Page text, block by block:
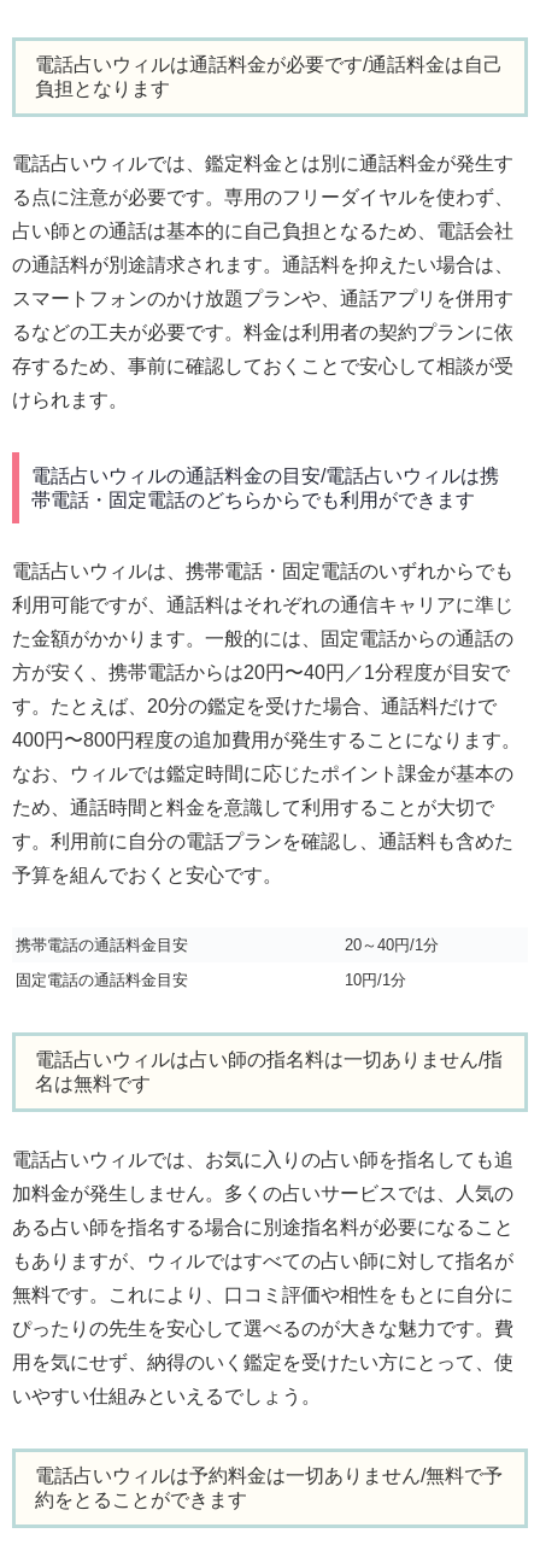
電話占いウィルは通話料金が必要です/通話料金は自己
負担となります
電話占いウィルでは、鑑定料金とは別に通話料金が発生す
る点に注意が必要です。専用のフリーダイヤルを使わず、
占い師との通話は基本的に自己負担となるため、電話会社
の通話料が別途請求されます。通話料を抑えたい場合は、
スマートフォンのかけ放題プランや、通話アプリを併用す
るなどの工夫が必要です。料金は利用者の契約プランに依
存するため、事前に確認しておくことで安心して相談が受
けられます。
電話占いウィルの通話料金の目安/電話占いウィルは携
帯電話・固定電話のどちらからでも利用ができます
電話占いウィルは、携帯電話・固定電話のいずれからでも
利用可能ですが、通話料はそれぞれの通信キャリアに準じ
た金額がかかります。一般的には、固定電話からの通話の
方が安く、携帯電話からは20円〜40円／1分程度が目安で
す。たとえば、20分の鑑定を受けた場合、通話料だけで
400円〜800円程度の追加費用が発生することになります。
なお、ウィルでは鑑定時間に応じたポイント課金が基本の
ため、通話時間と料金を意識して利用することが大切で
す。利用前に自分の電話プランを確認し、通話料も含めた
予算を組んでおくと安心です。
携帯電話の通話料金目安
20～40円/1分
固定電話の通話料金目安
10円/1分
電話占いウィルは占い師の指名料は一切ありません/指
名は無料です
電話占いウィルでは、お気に入りの占い師を指名しても追
加料金が発生しません。多くの占いサービスでは、人気の
ある占い師を指名する場合に別途指名料が必要になること
もありますが、ウィルではすべての占い師に対して指名が
無料です。これにより、口コミ評価や相性をもとに自分に
ぴったりの先生を安心して選べるのが大きな魅力です。費
用を気にせず、納得のいく鑑定を受けたい方にとって、使
いやすい仕組みといえるでしょう。
電話占いウィルは予約料金は一切ありません/無料で予
約をとることができます